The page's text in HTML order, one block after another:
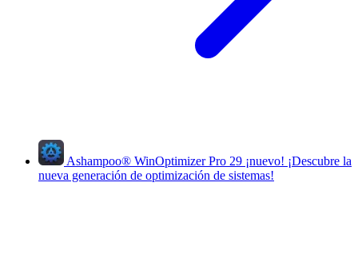
Ashampoo® WinOptimizer Pro 29 ¡nuevo! ¡Descubre la
nueva generación de optimización de sistemas!